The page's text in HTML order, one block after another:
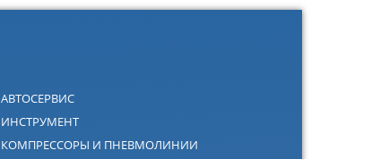
АВТОСЕРВИС
ИНСТРУМЕНТ
КОМПРЕССОРЫ И ПНЕВМОЛИНИИ